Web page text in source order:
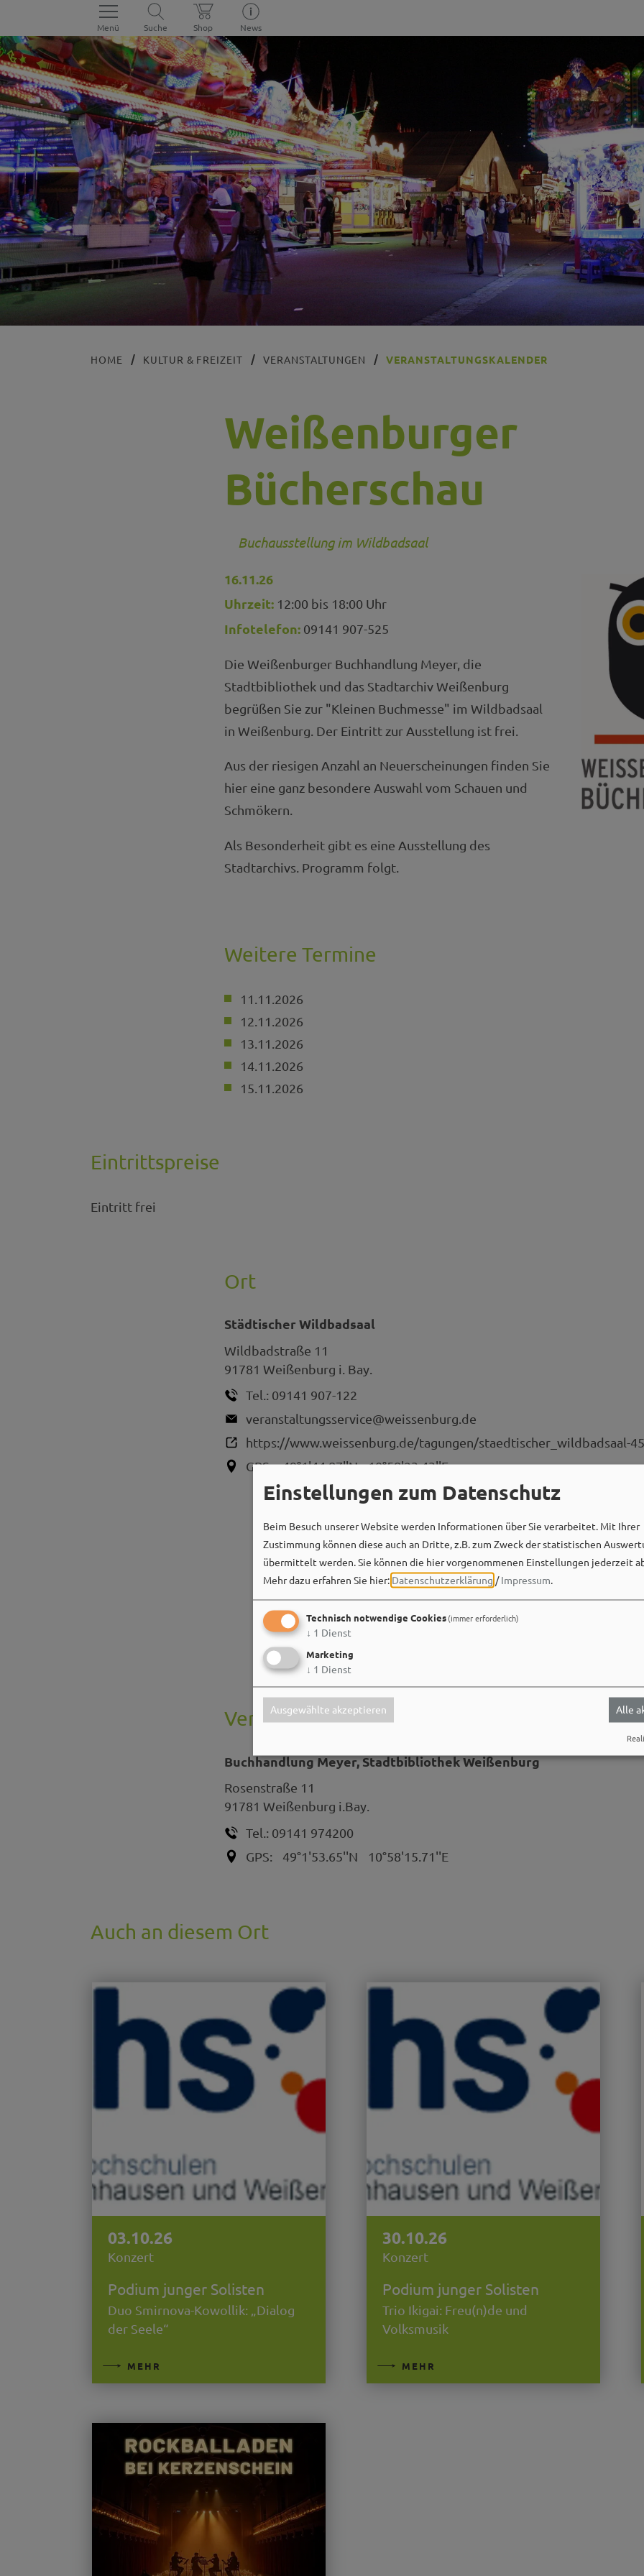
Menü Suche Shop News
HOME KULTUR & FREIZEIT VERANSTALTUNGEN VERANSTALTUNGSKALENDER
Weißenburger
Bücherschau
Buchausstellung im Wildbadsaal
16.11.26
Uhrzeit: 12:00 bis 18:00 Uhr
Infotelefon: 09141 907-525
Die Weißenburger Buchhandlung Meyer, die
Stadtbibliothek und das Stadtarchiv Weißenburg
begrüßen Sie zur "Kleinen Buchmesse" im Wildbadsaal
in Weißenburg. Der Eintritt zur Ausstellung ist frei.
Aus der riesigen Anzahl an Neuerscheinungen finden Sie
hier eine ganz besondere Auswahl vom Schauen und
Schmökern.
Als Besonderheit gibt es eine Ausstellung des
Stadtarchivs. Programm folgt.
Weitere Termine
11.11.2026
12.11.2026
13.11.2026
14.11.2026
15.11.2026
Eintrittspreise
Eintritt frei
Ort
Städtischer Wildbadsaal
Wildbadstraße 11
91781 Weißenburg i. Bay.
Tel.: 09141 907-122
veranstaltungsservice@weissenburg.de
https://www.weissenburg.de/tagungen/staedtischer_wildbadsaal-
GPS:
49°1'44.87''N 10°58'23.43''E
Veranstalter
Buchhandlung Meyer, Stadtbibliothek Weißenburg
Rosenstraße 11
91781 Weißenburg i.Bay.
Tel.: 09141 974200
GPS:
49°1'53.65''N 10°58'15.71''E
Auch an diesem Ort
03.10.26
Konzert
Podium junger Solisten
Duo Smirnova-Kowollik: „Dialog
der Seele“
MEHR
30.10.26
Konzert
Podium junger Solisten
Trio Ikigai: Freu(n)de und
Volksmusik
MEHR
Einstellungen zum Datenschutz
Beim Besuch unserer Website werden Informationen über Sie verarbeitet. Mit Ihrer
Zustimmung können diese auch an Dritte, z.B. zum Zweck der statistischen
übermittelt werden. Sie können die hier vorgenommenen Einstellungen jederzeit
Mehr dazu erfahren Sie hier: Datenschutzerklärung /Impressum.
Technisch notwendige Cookies(immer erforderlich)
↓ 1 Dienst
Marketing
↓ 1 Dienst
Ausgewählte akzeptieren Alle